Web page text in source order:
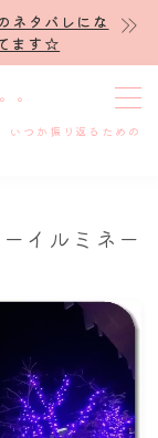
ネタバレにな
ます☆
。
いつか振り返るための
イルミネー